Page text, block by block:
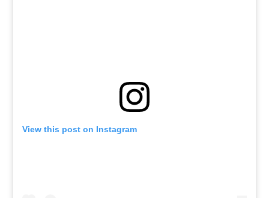
View this post on Instagram